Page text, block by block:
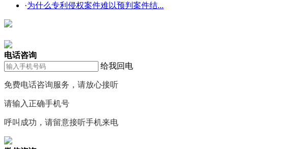
·为什么专利侵权案件难以预判案件结...
电话咨询
给我回电
免费电话咨询服务，请放心接听
请输入正确手机号
呼叫成功，请留意接听手机来电